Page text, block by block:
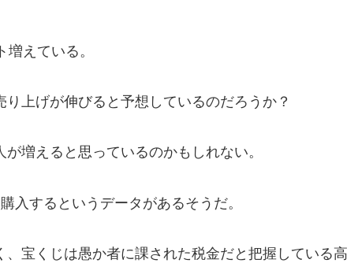
えている。
上げが伸びると予想しているのだろうか？
増えると思っているのかもしれない。
入するというデータがあるそうだ。
宝くじは愚か者に課された税金だと把握している高